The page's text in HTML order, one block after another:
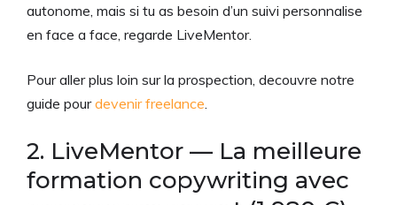
autonome, mais si tu as besoin d’un suivi personnalise
en face a face, regarde LiveMentor.
Pour aller plus loin sur la prospection, decouvre notre
guide pourdevenir freelance
2. LiveMentor — La meilleure
formation copywriting avec